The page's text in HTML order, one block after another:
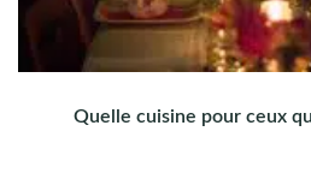
Quelle cuisine pour ceux